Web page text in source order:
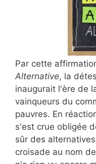
Par cette
Alternative, la
inaugurait l'ère de
vainqueurs du
pauvres. En
s'est crue obligée
sûr des
croisade au nom